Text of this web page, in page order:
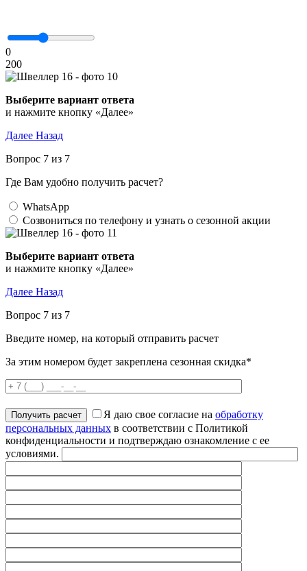
0
200
Выберите вариант ответа
и нажмите кнопку «Далее»
Далее Назад
Вопрос 7 из 7
Где Вам удобно получить расчет?
WhatsApp
Созвониться по телефону и узнать о сезонной акции
Выберите вариант ответа
и нажмите кнопку «Далее»
Далее Назад
Вопрос 7 из 7
Введите номер, на который отправить расчет
За этим номером будет закреплена сезонная скидка*
Я даю свое согласие на обработку
персональных данных в соответствии с Политикой
конфиденциальности и подтверждаю ознакомление с ее
условиями.